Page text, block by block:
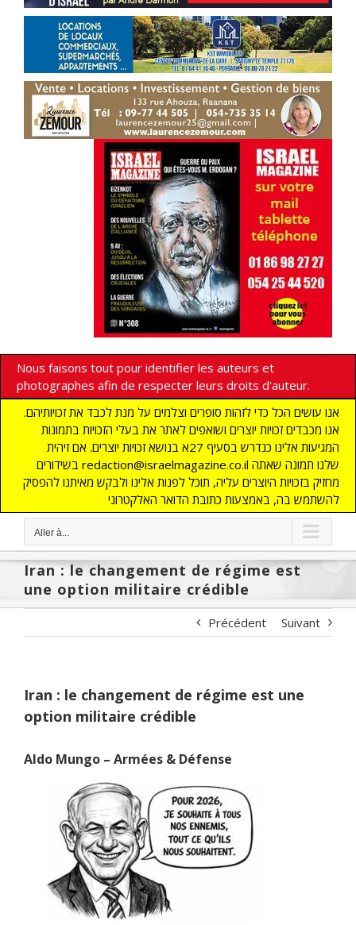
Nous faisons tout pour identifier les auteurs et
photographes afin de respecter leurs droits d'auteur.
אנו עושים הכל כדי לזהות סופרים וצלמים על מנת לכבד את זכויותיהם.
אנו מכבדים זכויות יוצרים ושואפים לאתר את בעלי הזכויות בתמונות
המגיעות אלינו כנדרש בסעיף 27א בנושא זכויות יוצרים. אם זיהית
בשידורים redaction@israelmagazine.co.il שלנו תמונה שאתה
מחזיק בזכויות היוצרים עליה, תוכל לפנות אלינו ולבקש מאיתנו להפסיק
להשתמש בה, באמצעות כתובת הדואר האלקטרוני
Aller à...
Iran : le changement de régime est
une option militaire crédible
Précédent Suivant
Iran : le changement de régime est une
option militaire crédible
Aldo Mungo – Armées & Défense